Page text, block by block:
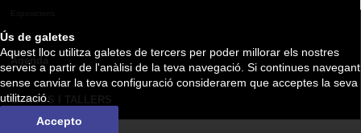
Ús de galetes
Aquest lloc utilitza galetes de tercers per poder millorar els nostres
serveis a partir de l'anàlisi de la teva navegació. Si continues navegant
sense canviar la teva configuració considerarem que acceptes la seva
utilització.
Accepto
Agenda
CURSOS I TALLERS